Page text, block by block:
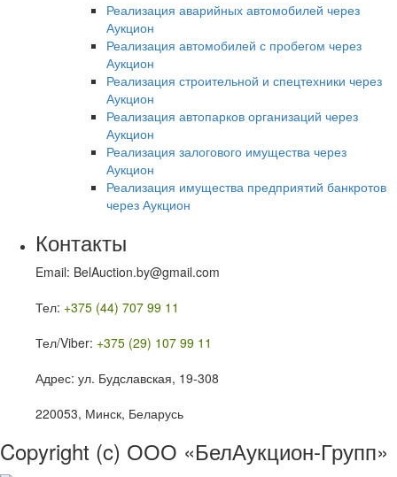
Реализация аварийных автомобилей через
Аукцион
Реализация автомобилей с пробегом через
Аукцион
Реализация строительной и спецтехники через
Аукцион
Реализация автопарков организаций через
Аукцион
Реализация залогового имущества через
Аукцион
Реализация имущества предприятий банкротов
через Аукцион
Контакты
Email: BelAuction.by@gmail.com
Тел: +375 (44) 707 99 11
Тел/Viber: +375 (29) 107 99 11
Адрес: ул. Будславская, 19-308
220053, Минск, Беларусь
Copyright (c) ООО «БелАукцион-Групп»